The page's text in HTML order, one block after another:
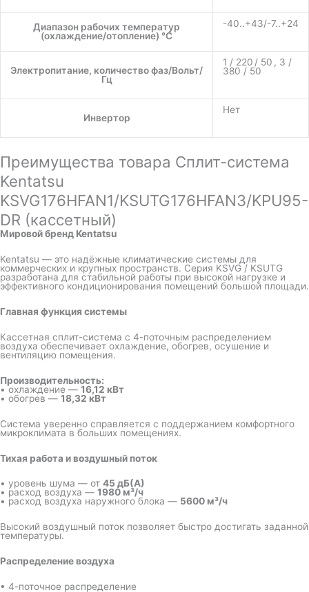
Диапазон рабочих температур
(охлаждение/отопление) °C
-40..+43/-7..+24
Электропитание, количество фаз/Вольт/
Гц
1 / 220 / 50 , 3 /
380 / 50
Инвертор
Нет
Преимущества товара Сплит-система
Kentatsu
KSVG176HFAN1/KSUTG176HFAN3/KPU95-
DR (кассетный)
Мировой бренд Kentatsu
Kentatsu — это надёжные климатические системы для
коммерческих и крупных пространств. Серия KSVG / KSUTG
разработана для стабильной работы при высокой нагрузке и
эффективного кондиционирования помещений большой площади.
Главная функция системы
Кассетная сплит-система с 4-поточным распределением
воздуха обеспечивает охлаждение, обогрев, осушение и
вентиляцию помещения.
Производительность:
• охлаждение — 16,12 кВт
• обогрев — 18,32 кВт
Система уверенно справляется с поддержанием комфортного
микроклимата в больших помещениях.
Тихая работа и воздушный поток
• уровень шума — от 45 дБ(А)
• расход воздуха — 1980 м³/ч
• расход воздуха наружного блока — 5600 м³/ч
Высокий воздушный поток позволяет быстро достигать заданной
температуры.
Распределение воздуха
• 4-поточное распределение